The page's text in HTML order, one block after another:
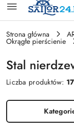
Strona główna
Okrągłe pierścienie
Stal
Liczba produktów: 17